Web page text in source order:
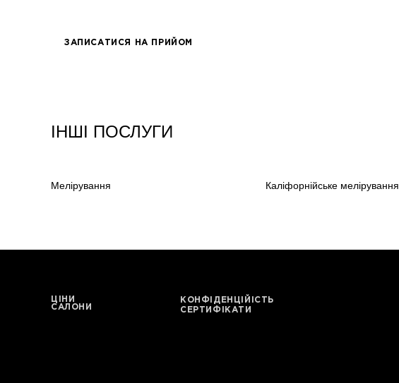
Алевтина Діва Оливка
ЗАПИСАТИСЯ НА ПРИЙОМ
ІНШІ ПОСЛУГИ
Мелірування Каліфорнійське мелірування
ЦІНИ
САЛОНИ
КОНФІДЕНЦІЙІСТЬ
СЕРТИФІКАТИ